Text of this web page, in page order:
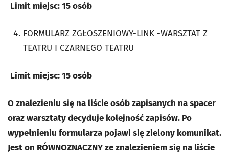
Limit miejsc: 15 osób
FORMULARZ ZGŁOSZENIOWY-LINK -WARSZTAT Z
TEATRU I CZARNEGO TEATRU
Limit miejsc: 15 osób
O znalezieniu się na liście osób zapisanych na spacer
oraz warsztaty decyduje kolejność zapisów. Po
wypełnieniu formularza pojawi się zielony komunikat.
Jest on RÓWNOZNACZNY ze znalezieniem się na liście